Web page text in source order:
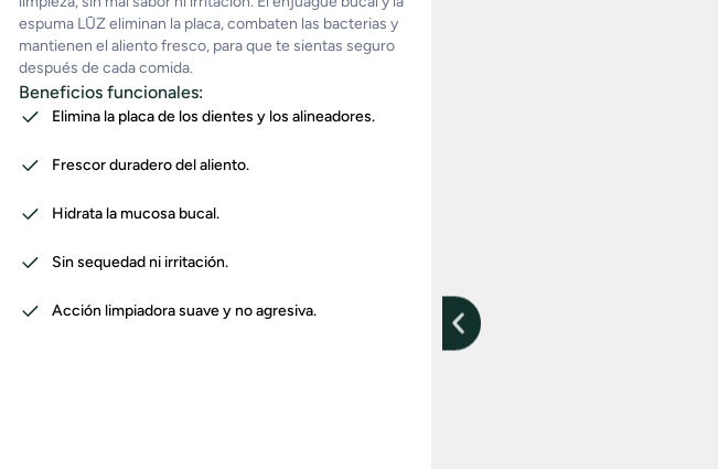
espuma LŪZ eliminan la placa, combaten las bacterias y
mantienen el aliento fresco, para que te sientas seguro
después de cada comida.
Beneficios funcionales:
Elimina la placa de los dientes y los alineadores.
Frescor duradero del aliento.
Hidrata la mucosa bucal.
Sin sequedad ni irritación.
Acción limpiadora suave y no agresiva.